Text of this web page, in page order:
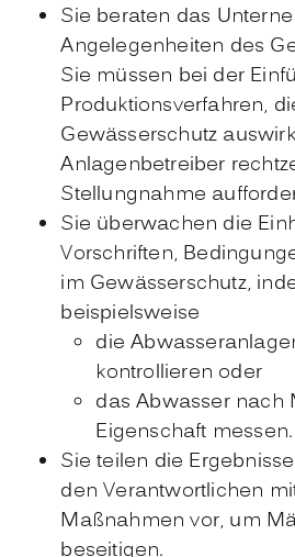
Sie beraten das
Angelegenheiten des
Sie müssen bei der
Produktionsverfahren,
Gewässerschutz
Anlagenbetreiber
Stellungnahme
Sie überwachen die
Vorschriften,
im Gewässerschutz,
beispielsweise
die
kontrollieren oder
das Abwasser nach
Eigenschaft messen.
Sie teilen die
den Verantwortlichen
Maßnahmen vor, um
beseitigen.